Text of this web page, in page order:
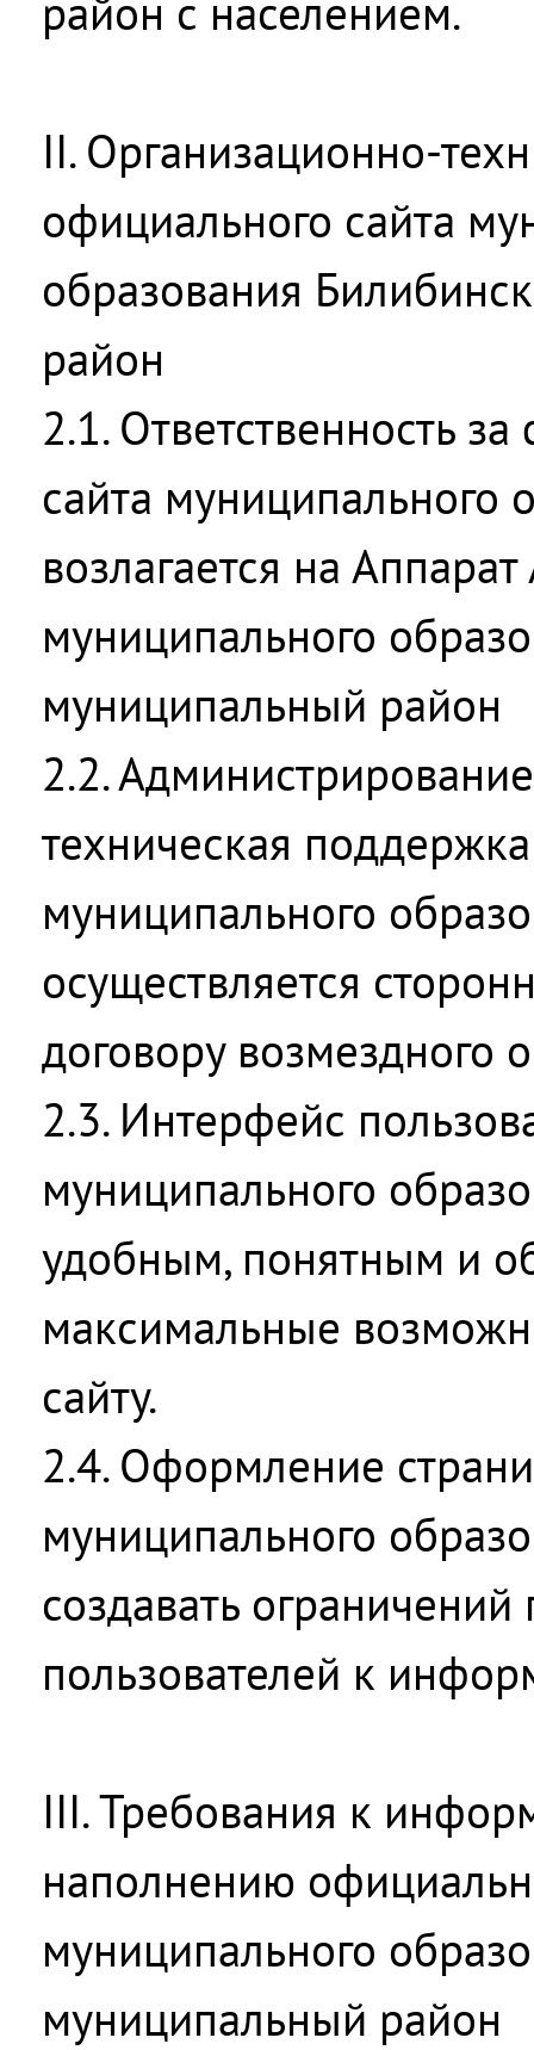
район с населением.
II. Организационно-
официального сайта
образования
район
2.1. Ответственность
сайта муниципального
возлагается на
муниципального
муниципальный район
2.2.
техническая
муниципального
осуществляется
договору возмездного
2.3. Интерфейс
муниципального
удобным, понятным и
максимальные
сайту.
2.4. Оформление
муниципального
создавать ограничений
пользователей к
III. Требования к
наполнению
муниципального
муниципальный район